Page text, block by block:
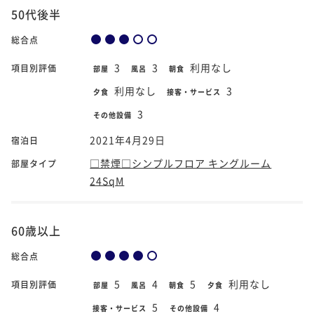
50代後半
総合点
項目別評価 部屋 3 風呂 3 朝食 利用なし
夕食 利用なし 接客・サービス 3
その他設備 3
宿泊日 2021年4月29日
部屋タイプ
□禁煙□シンプルフロア キングルーム
24SqM
60歳以上
総合点
項目別評価 部屋 5 風呂 4 朝食 5 夕食 利用なし
接客・サービス 5 その他設備 4